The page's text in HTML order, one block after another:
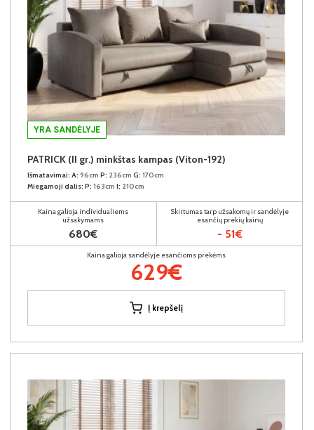
YRA SANDĖLYJE
PATRICK (II gr.) minkštas kampas (Viton-192)
Išmatavimai: A: 96cm P: 236cm G: 170cm
Miegamoji dalis: P: 163cm I: 210cm
Kaina galioja individualiems
užsakymams
680€
Skirtumas tarp užsakomų ir sandėlyje
esančių prekių kainų
- 51€
Kaina galioja sandėlyje esančioms prekėms
629€
Į krepšelį